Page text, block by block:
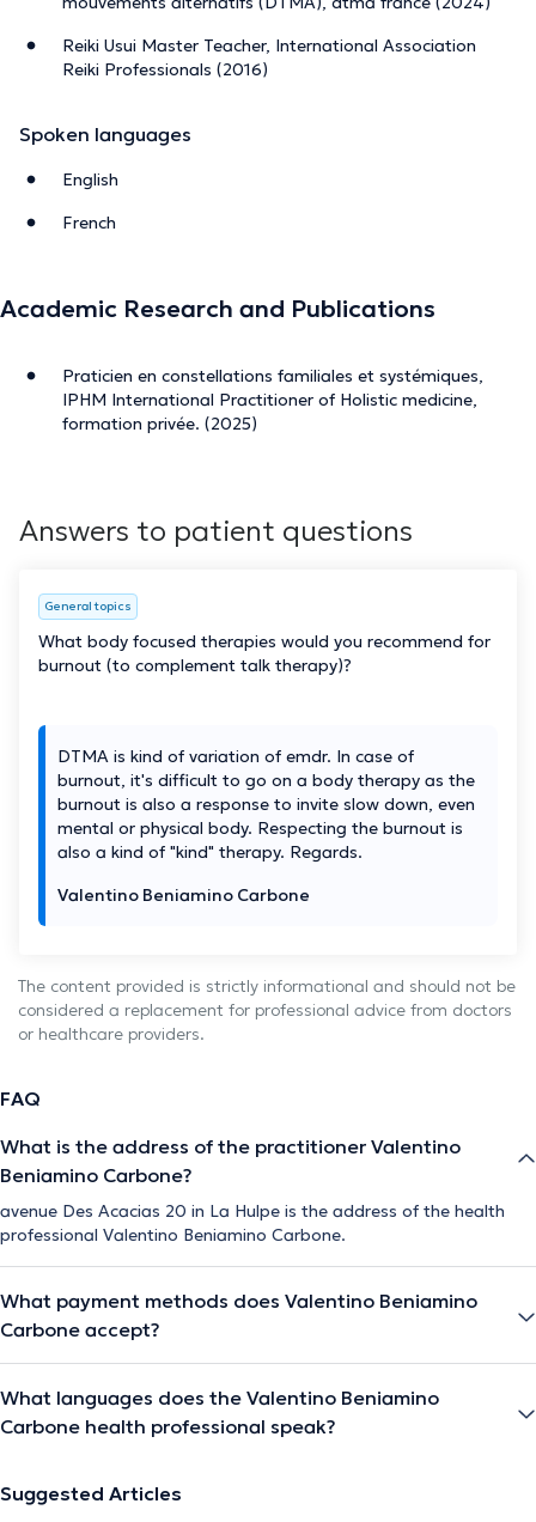
Reiki Usui Master Teacher, International Association
Reiki Professionals (2016)
Spoken languages
English
French
Academic Research and Publications
Praticien en constellations familiales et systémiques,
IPHM International Practitioner of Holistic medicine,
formation privée. (2025)
Answers to patient questions
General topics
What body focused therapies would you recommend for
burnout (to complement talk therapy)?
DTMA is kind of variation of emdr. In case of
burnout, it's difficult to go on a body therapy as the
burnout is also a response to invite slow down, even
mental or physical body. Respecting the burnout is
also a kind of "kind" therapy. Regards.
Valentino Beniamino Carbone
The content provided is strictly informational and should not be
considered a replacement for professional advice from doctors
or healthcare providers.
FAQ
What is the address of the practitioner Valentino
Beniamino Carbone?
avenue Des Acacias 20 in La Hulpe is the address of the health
professional Valentino Beniamino Carbone.
What payment methods does Valentino Beniamino
Carbone accept?
What languages does the Valentino Beniamino
Carbone health professional speak?
Suggested Articles